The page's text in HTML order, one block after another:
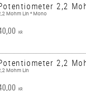
2,2
Mohm Lin * Mono
KR
2,2
Mohm Lin
KR